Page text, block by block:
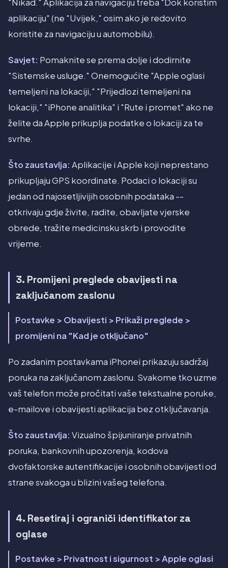
"Nikad." Aplikacija za navigaciju treba "Dok koristim
aplikaciju" (ne "Uvijek," osim ako je redovito
koristite za navigaciju u automobilu).
Savjet: Pomaknite se prema dolje i dodirnite
"Sistemske usluge." Onemogućite "Apple oglasi
temeljeni na lokaciji," "Prijedlozi temeljeni na
lokaciji," "iPhone analitika" i "Rute i promet" ako ne
želite da Apple prikuplja podatke o lokaciji za te
svrhe.
Što zaustavlja: Aplikacije i Apple koji neprestano
prikupljaju GPS koordinate. Podaci o lokaciji su
jedan od najosetljivijih osobnih podataka --
otkrivaju gdje živite, radite, obavljate vjerske
obrede, tražite medicinsku skrb i provodite
vrijeme.
3. Promijeni preglede obavijesti na
zaključanom zaslonu
Postavke > Obavijesti > Prikaži preglede >
promijeni na "Kad je otključano"
Po zadanim postavkama iPhonei prikazuju sadržaj
poruka na zaključanom zaslonu. Svakome tko uzme
vaš telefon može pročitati vaše tekstualne poruke,
e-mailove i obavijesti aplikacija bez otključavanja.
Što zaustavlja: Vizualno špijuniranje privatnih
poruka, bankovnih upozorenja, kodova
dvofaktorske autentifikacije i osobnih obavijesti od
strane svakoga u blizini vašeg telefona.
4. Resetiraj i ograniči identifikator za
oglase
Postavke > Privatnost i sigurnost > Apple oglasi